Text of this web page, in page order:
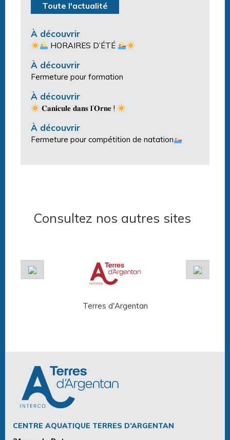
Toute l'actualité
À découvrir
HORAIRES D’ÉTÉ
À découvrir
Fermeture pour formation
À découvrir
𝐂𝐚𝐧𝐢𝐜𝐮𝐥𝐞 𝐝𝐚𝐧𝐬 𝐥’𝐎𝐫𝐧𝐞 !
À découvrir
Fermeture pour compétition de natation
Consultez nos autres sites
Terres d'Argentan
CENTRE AQUATIQUE TERRES D’ARGENTAN